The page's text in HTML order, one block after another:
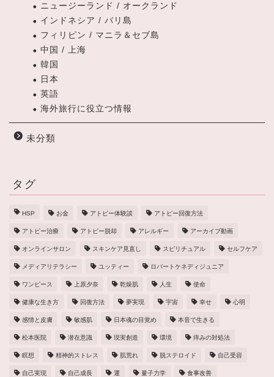
ニュージーランド / オークランド
インドネシア / バリ島
フィリピン / マニラ＆セブ島
中国 / 上海
韓国
日本
英語
海外旅行に役立つ情報
未分類
タグ
HSP お金 アトピー体験談 アトピー回復方法
アトピー治療 アトピー脱却 アレルギー アーカイブ動画
オンラインサロン スキンケア見直し スピリチュアル セルフケア
メディアリテラシー ユッティー ロバートケネディジュニア
ワンピース 上原夕奈 乾燥肌 人生 使命
健康な生き方 回復方法 夢実現 宇宙 幸せ 心明
感情と皮膚 敏感肌 日本魂の目覚め 本音で生きる
松本医院 潜在意識 現実創造 環境 痒みの対処法
瞑想 精神的ストレス 肌荒れ 脱ステロイド 自己受容
自己実現 自己成長 運 量子力学 食事改善